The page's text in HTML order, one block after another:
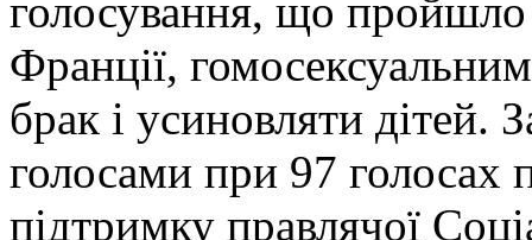
голосування, що пройшло
Франції,
брак і усиновляти дітей.
голосами при 97
підтримку правлячої